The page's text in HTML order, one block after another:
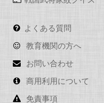
よくある質問
教育機関の方へ
お問い合わせ
商用利用について
免責事項